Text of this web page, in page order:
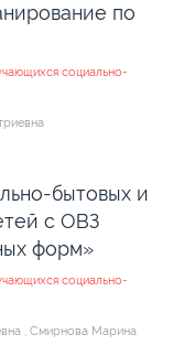
по
социально-
бытовых и
с ОВЗ
форм»
социально-
, Смирнова Марина